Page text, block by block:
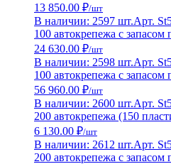
13 850.00 ₽/шт
В наличии: 2597 шт.Арт.
100 автокрепежа с запасом
24 630.00 ₽/шт
В наличии: 2598 шт.Арт.
100 автокрепежа с запасом
56 960.00 ₽/шт
В наличии: 2600 шт.Арт.
200 автокрепежа (150
6 130.00 ₽/шт
В наличии: 2612 шт.Арт.
200 автокрепежа с запасом